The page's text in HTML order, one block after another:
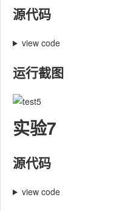
源代码
view code
运行截图
实验7
源代码
view code